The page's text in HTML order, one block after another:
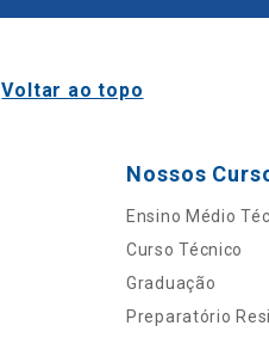
Voltar ao topo
Nossos
Ensino Médio
Curso Técnico
Graduação
Preparatório